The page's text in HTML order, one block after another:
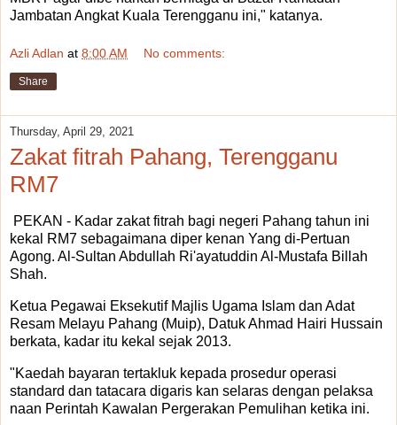
Jambatan Angkat Kuala Terengganu ini," katanya.
Azli Adlan at 8:00 AM No comments:
Share
Thursday, April 29, 2021
Zakat fitrah Pahang, Terengganu
RM7
PEKAN - Kadar zakat fitrah bagi negeri Pahang tahun ini
kekal RM7 sebagaimana diper kenan Yang di-Pertuan
Agong. Al-Sultan Abdullah Ri'ayatuddin Al-Mustafa Billah
Shah.
Ketua Pegawai Eksekutif Majlis Ugama Islam dan Adat
Resam Melayu Pahang (Muip), Datuk Ahmad Hairi Hussain
berkata, kadar itu kekal sejak 2013.
"Kaedah bayaran tertakluk kepada prosedur operasi
standard dan tatacara digaris kan selaras dengan pelaksa
naan Perintah Kawalan Pergerakan Pemulihan ketika ini.